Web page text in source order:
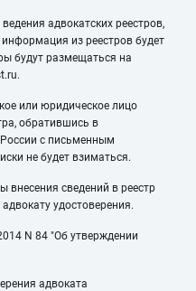
адвокатских реестров,
из реестров будет
будут размещаться на
или юридическое лицо
обратившись в
с письменным
не будет взиматься.
внесения сведений в реестр
удостоверения.
N 84 "Об утверждении
адвоката